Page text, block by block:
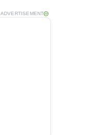
ADVERTISEMENT